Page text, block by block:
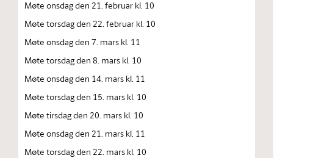
Møte onsdag den 21. februar kl. 10
Møte torsdag den 22. februar kl. 10
Møte onsdag den 7. mars kl. 11
Møte torsdag den 8. mars kl. 10
Møte onsdag den 14. mars kl. 11
Møte torsdag den 15. mars kl. 10
Møte tirsdag den 20. mars kl. 10
Møte onsdag den 21. mars kl. 11
Møte torsdag den 22. mars kl. 10